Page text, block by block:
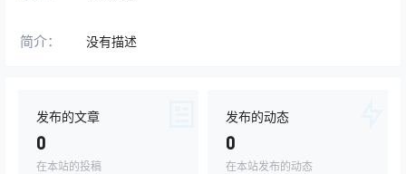
简介： 没有描述
发布的文章
0
在本站的投稿
发布的动态
0
在本站发布的动态